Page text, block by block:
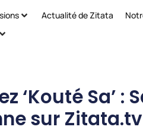
Actualité de Zitata
‘Kouté Sa’
sur Zitata.tv